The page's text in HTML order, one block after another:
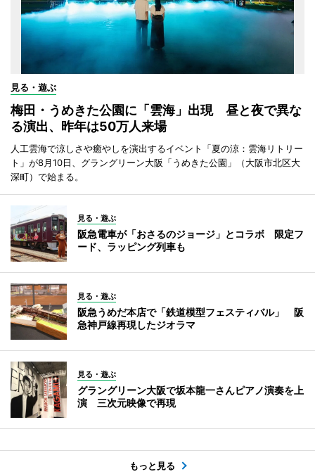
見る・遊ぶ
梅田・うめきた公園に「雲海」出現 昼と夜で異な
る演出、昨年は50万人来場
人工雲海で涼しさや癒やしを演出するイベント「夏の涼：雲海リトリー
ト」が8月10日、グラングリーン大阪「うめきた公園」（大阪市北区大
深町）で始まる。
見る・遊ぶ
阪急電車が「おさるのジョージ」とコラボ 限定フ
ード、ラッピング列車も
見る・遊ぶ
阪急うめだ本店で「鉄道模型フェスティバル」 阪
急神戸線再現したジオラマ
見る・遊ぶ
グラングリーン大阪で坂本龍一さんピアノ演奏を上
演 三次元映像で再現
もっと見る